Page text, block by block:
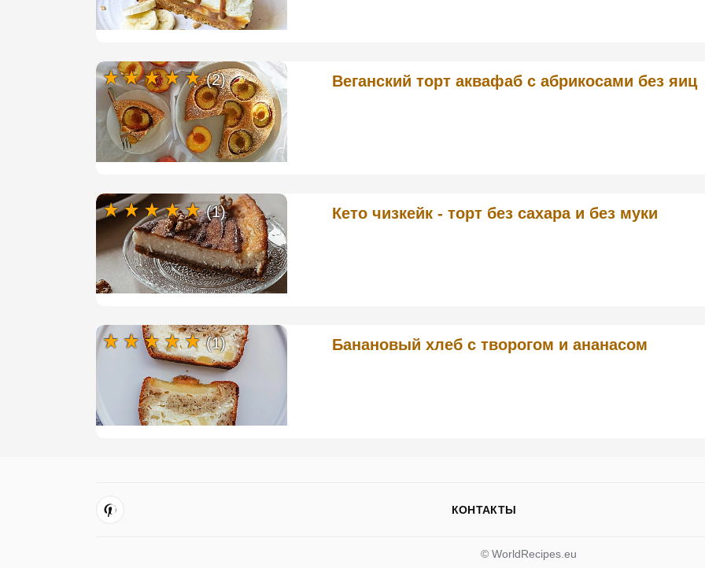
Веганский торт аквафаб с абрикосами без яиц
(2)
Кето чизкейк - торт без сахара и без муки
(1)
Банановый хлеб с творогом и ананасом
(1)
КОНТАКТЫ
© WorldRecipes.eu